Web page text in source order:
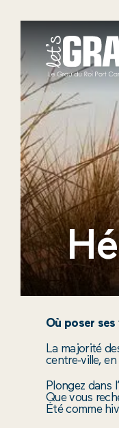
Où poser ses
La majorité
centre-ville,
Plongez dans l’
Que vous
Été comme